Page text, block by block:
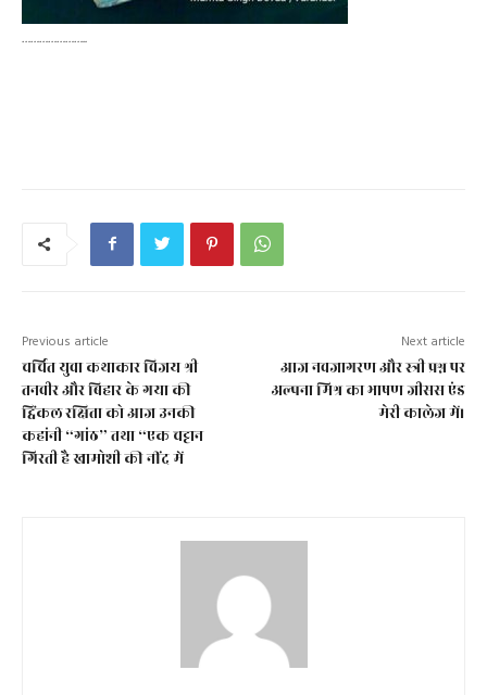
…………………..
Previous article
चर्चित युवा कथाकार विजय श्री
तनवीर और बिहार के गया की
ट्विंकल रक्षिता को आज उनकी
कहांनी “गांठ” तथा “एक चट्टान
गिरती है खामोशी की नींद में
Next article
आज नवजागरण और स्त्री प्रश्न पर
अल्पना मिश्र का भाषण जीसस एंड
मेरी कालेज में।